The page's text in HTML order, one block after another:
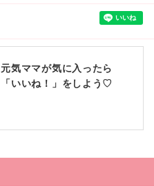
元気ママが気に入ったら
「いいね！」をしよう♡